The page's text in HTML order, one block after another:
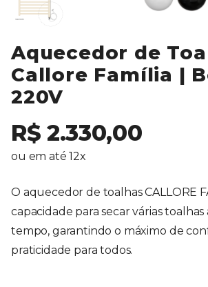
Aquecedor de
Callore Família |
220V
R$ 2.330,00
ou em até 12x
O aquecedor de toalhas CALLORE
capacidade para secar várias toalhas
tempo, garantindo o máximo de
praticidade para todos.